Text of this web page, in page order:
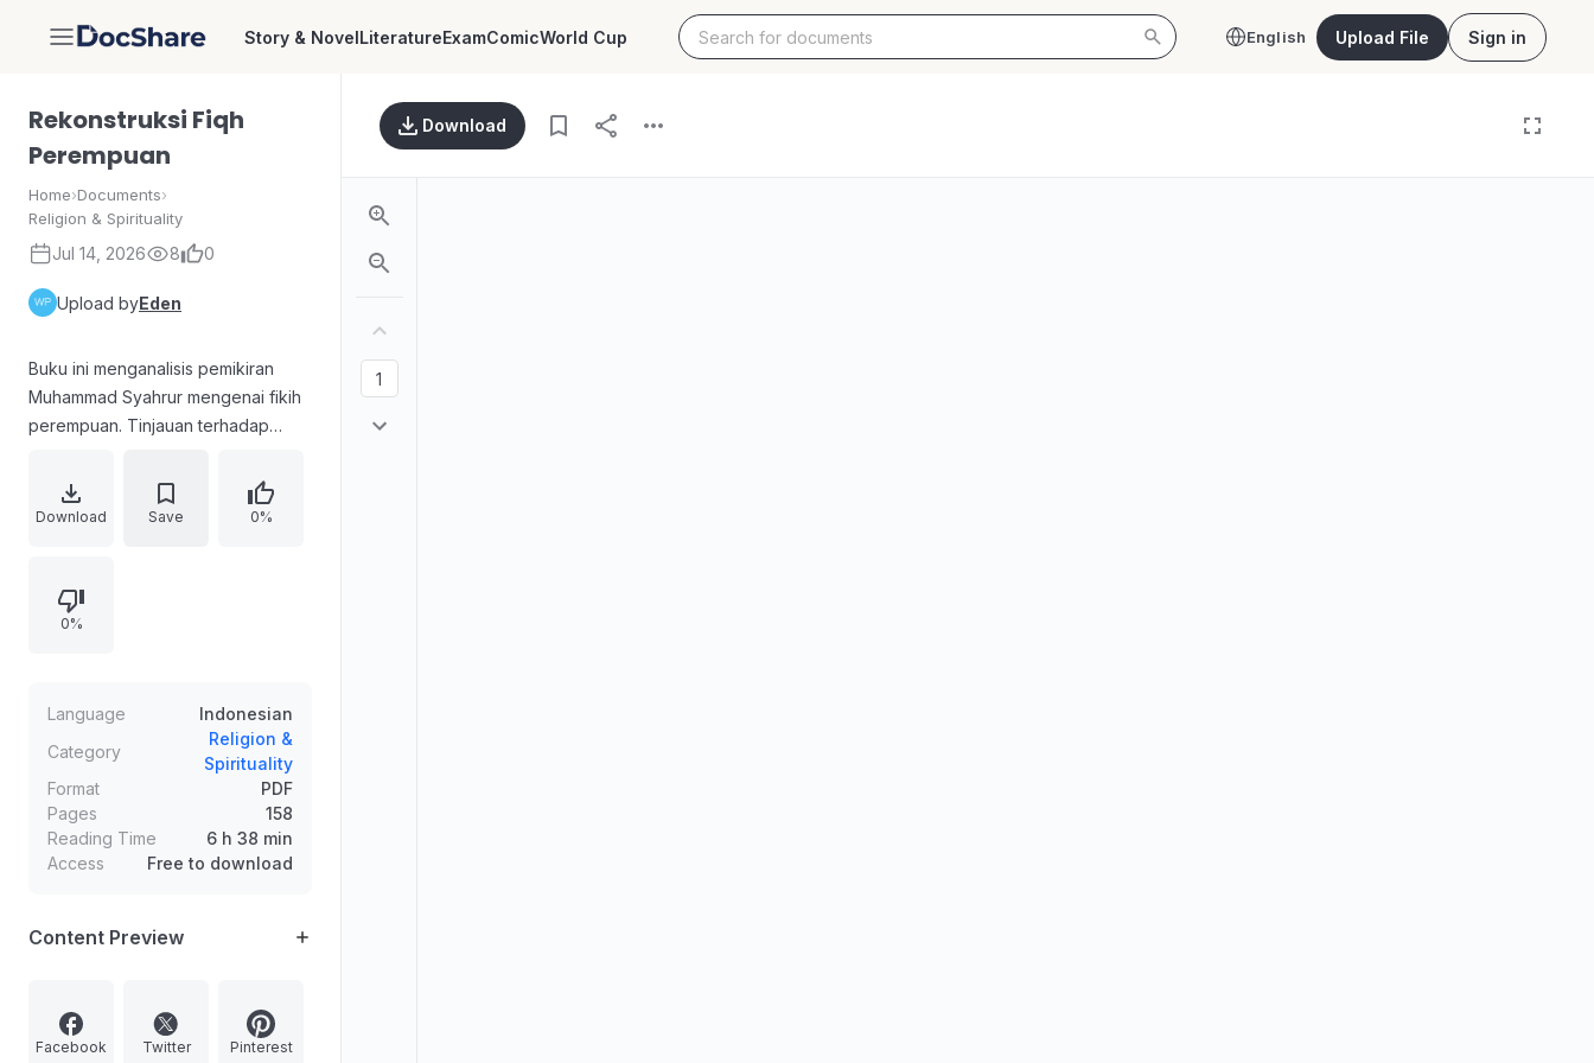
DocShare Story & NovelLiteratureExamComicWorld Cup English Upload File Sign in
Rekonstruksi Fiqh
Perempuan
Home›Documents›
Religion & Spirituality
Jul 14, 2026 8 0
Upload byEden
Buku ini menganalisis pemikiran
Muhammad Syahrur mengenai fikih
perempuan. Tinjauan terhadap
bertujuan untuk merekonstruksi
pemahaman tentang fikih
Download Save 0%
0%
Language
Indonesian
Category
Religion &
Spirituality
Format
PDF
Pages
158
Reading Time
6 h 38 min
Access
Free to download
Content Preview
Facebook Twitter Pinterest
Download